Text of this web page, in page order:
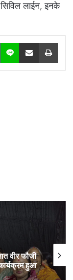
सिविल लाईन, इनके
Viber Line Share via Email Print
वीर फौजी
हुआ